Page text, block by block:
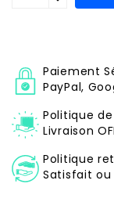
Paiement
PayPal,
Politique
Livraison
Politique
Satisfait ou